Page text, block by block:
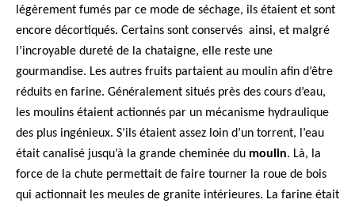
légèrement fumés par ce mode de séchage, ils étaient et sont
encore décortiqués. Certains sont conservés ainsi, et malgré
l’incroyable dureté de la chataigne, elle reste une
gourmandise. Les autres fruits partaient au moulin afin d’être
réduits en farine. Généralement situés près des cours d’eau,
les moulins étaient actionnés par un mécanisme hydraulique
des plus ingénieux. S’ils étaient assez loin d’un torrent, l’eau
était canalisé jusqu’à la grande cheminée du moulin. Là, la
force de la chute permettait de faire tourner la roue de bois
qui actionnait les meules de granite intérieures. La farine était